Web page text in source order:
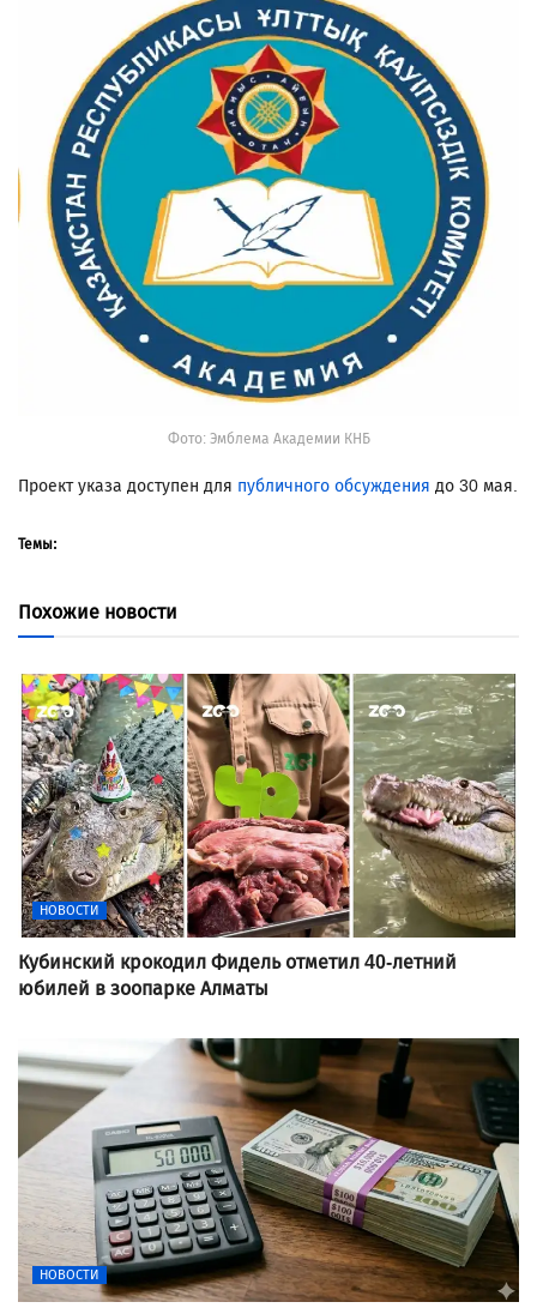
Фото: Эмблема Академии КНБ
Проект указа доступен для публичного обсуждения до 30 мая.
Темы:
Похожие новости
НОВОСТИ
Кубинский крокодил Фидель отметил 40-летний
юбилей в зоопарке Алматы
НОВОСТИ